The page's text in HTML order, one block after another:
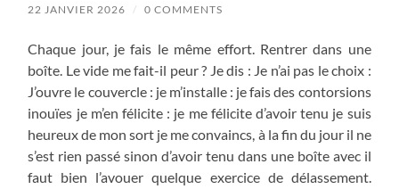
22 JANVIER 2026 / 0 COMMENTS
Chaque jour, je fais le même effort. Rentrer dans une
boîte. Le vide me fait-il peur ? Je dis : Je n’ai pas le choix :
J’ouvre le couvercle : je m’installe : je fais des contorsions
inouïes je m’en félicite : je me félicite d’avoir tenu je suis
heureux de mon sort je me convaincs, à la fin du jour il ne
s’est rien passé sinon d’avoir tenu dans une boîte avec il
faut bien l’avouer quelque exercice de délassement.